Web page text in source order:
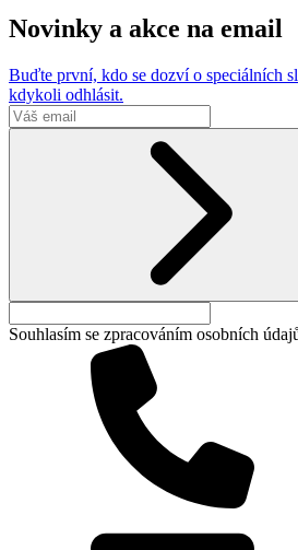
Novinky a akce na email
Buďte první, kdo se dozví o speciálních
kdykoli odhlásit.
Souhlasím se zpracováním osobních